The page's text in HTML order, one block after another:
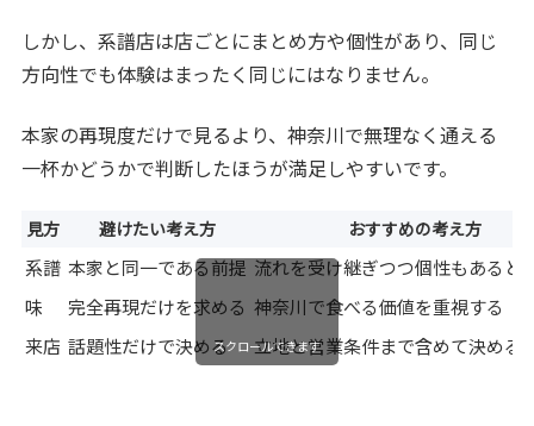
しかし、系譜店は店ごとにまとめ方や個性があり、同じ
方向性でも体験はまったく同じにはなりません。
本家の再現度だけで見るより、神奈川で無理なく通える
一杯かどうかで判断したほうが満足しやすいです。
見方 避けたい考え方 おすすめの考え方
系譜 本家と同一である前提 流れを受け継ぎつつ個性もあると
味
完全再現だけを求める 神奈川で食べる価値を重視する
来店 話題性だけで決める 立地と営業条件まで含めて決める
スクロールできます